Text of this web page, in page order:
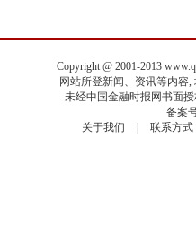
Copyright @ 2001-2013
网站所登新闻、资讯等内容,
未经中国金融时报网书面授
备案
关于我们
联系方式